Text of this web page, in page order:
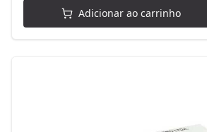
Adicionar ao carrinho